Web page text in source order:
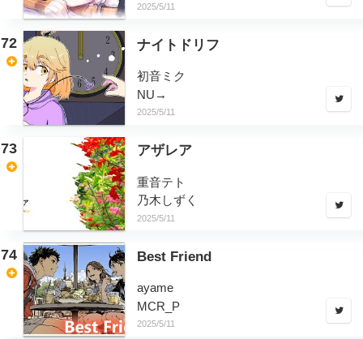
2025/5/11
72 ナイトドリフ
初音ミク
NU→
2025/5/11
73 アザレア
重音テト
乃木しずく
2025/5/11
74 Best Friend
ayame
MCR_P
2025/5/11